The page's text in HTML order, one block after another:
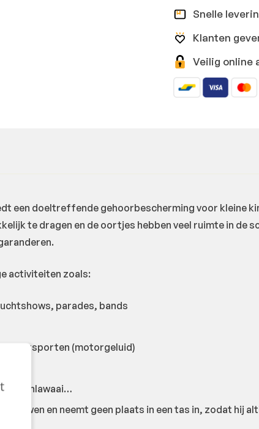
Snelle
Klanten
Veilig online
een doeltreffende gehoorbescherming voor kleine
te dragen en de oortjes hebben veel ruimte in de
activiteiten zoals:
parades, bands
watersporten (motorgeluid)
treinlawaai…
en neemt geen plaats in een tas in, zodat hij